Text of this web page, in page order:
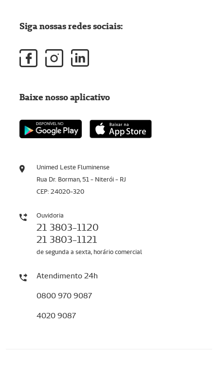
Unimed Leste Fluminense
Rua Dr. Borman, 51 - Niterói - RJ
CEP: 24020-320
Ouvidoria
21 3803-1120
21 3803-1121
de segunda a sexta, horário comercial
Atendimento 24h
0800 970 9087
4020 9087
Siga nossas redes sociais:
Baixe nosso aplicativo